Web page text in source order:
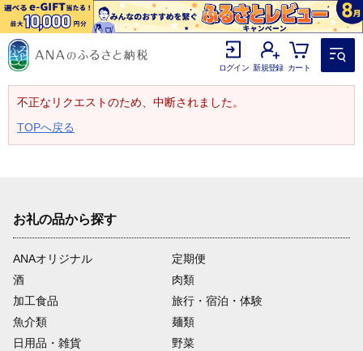
ログイン 新規登録 カート
不正なリクエストのため、中断されました。
TOPへ戻る
お礼の品から探す
ANAオリジナル
定期便
酒
肉類
加工食品
旅行・宿泊・体験
魚介類
麺類
日用品・雑貨
野菜